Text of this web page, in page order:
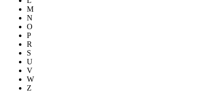
M
N
O
P
R
S
U
V
W
Z